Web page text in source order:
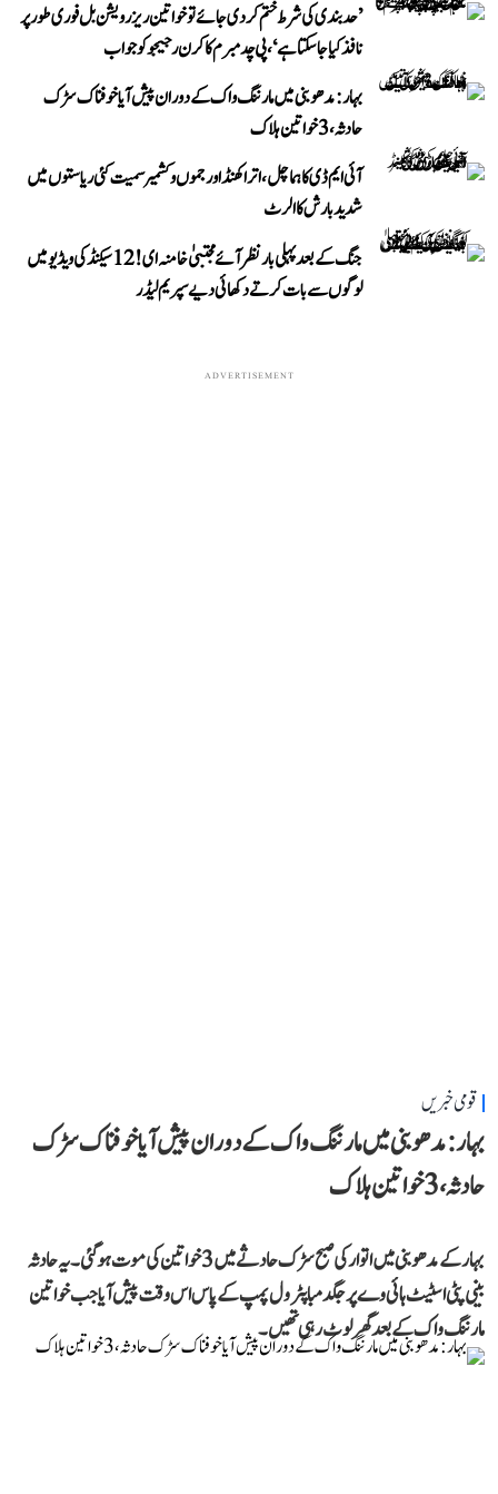
’حد بندی کی شرط ختم کر دی جائے تو خواتین ریزرویشن بل فوری طور پر
نافذ کیا جا سکتا ہے‘، پی چدمبرم کا کرن رجیجو کو جواب
بہار: مدھوبنی میں مارننگ واک کے دوران پیش آیا خوفناک سڑک
حادثہ، 3 خواتین ہلاک
آئی ایم ڈی کا ہماچل، اتراکھنڈ اور جموں و کشمیر سمیت کئی ریاستوں میں
شدید بارش کا الرٹ
جنگ کے بعد پہلی بار نظر آئے مجتبیٰ خامنہ ای! 12 سیکنڈ کی ویڈیو میں
لوگوں سے بات کرتے دکھائی دیے سپریم لیڈر
ADVERTISEMENT
قومی خبریں
بہار: مدھوبنی میں مارننگ واک کے دوران پیش آیا خوفناک سڑک
حادثہ، 3 خواتین ہلاک
بہار کے مدھوبنی میں اتوار کی صبح سڑک حادثے میں 3 خواتین کی موت ہو گئی۔ یہ حادثہ
بینی پٹی اسٹیٹ ہائی وے پر جگدمبا پٹرول پمپ کے پاس اس وقت پیش آیا جب خواتین
مارننگ واک کے بعد گھر لوٹ رہی تھیں۔